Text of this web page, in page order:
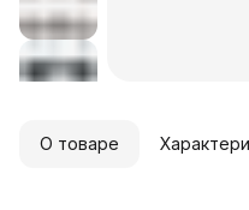
О товаре